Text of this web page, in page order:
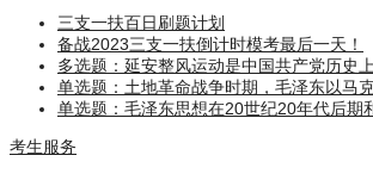
三支一扶百日刷题计划
备战2023三支一扶倒计时模考最后一天！
多选题：延安整风运动是中国共产党历史
单选题：土地革命战争时期，毛泽东以马
单选题：毛泽东思想在20世纪20年代后期
考生服务